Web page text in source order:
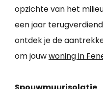
opzichte van het
een jaar
ontdek je de
om jouwwoning in